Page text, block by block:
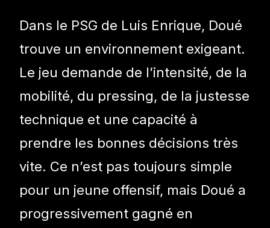
Dans le PSG de Luis Enrique, Doué
trouve un environnement exigeant.
Le jeu demande de l’intensité, de la
mobilité, du pressing, de la justesse
technique et une capacité à
prendre les bonnes décisions très
vite. Ce n’est pas toujours simple
pour un jeune offensif, mais Doué a
progressivement gagné en